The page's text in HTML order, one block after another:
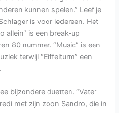
kunnen spelen.” Leef je
is voor iedereen. Het
allein” is een break-up
80 nummer. “Music” is een
terwijl “Eiffelturm” een
bijzondere duetten. “Vater
met zijn zoon Sandro, die in